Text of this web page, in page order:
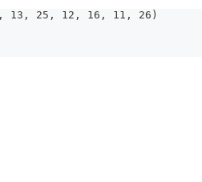
25, 12, 16, 11, 26)